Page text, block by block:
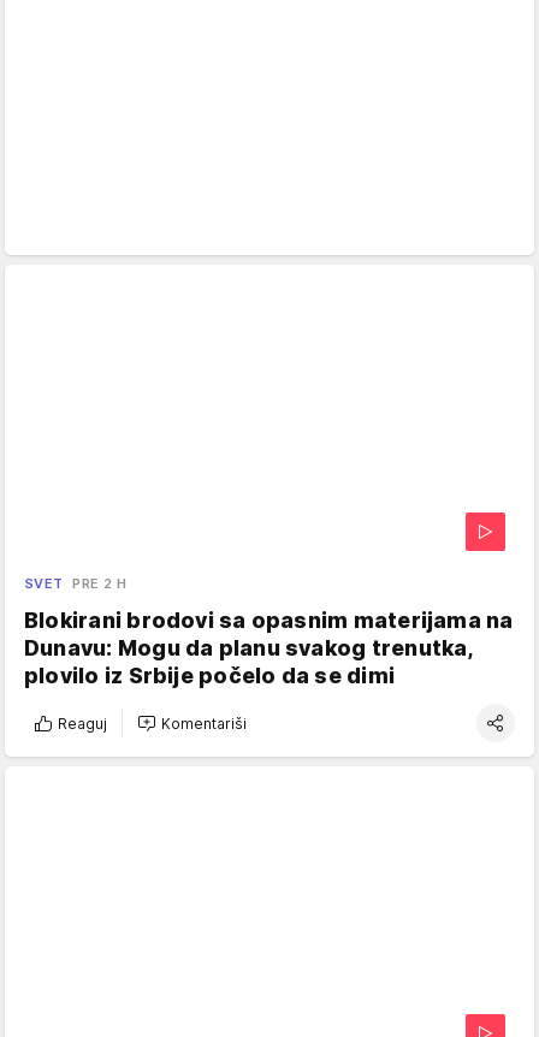
SVET PRE 2 H
Blokirani brodovi sa opasnim materijama na
Dunavu: Mogu da planu svakog trenutka,
plovilo iz Srbije počelo da se dimi
Reaguj Komentariši